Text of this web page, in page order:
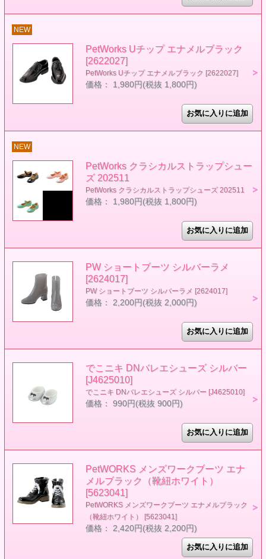
NEW
PetWorks Uチップ エナメルブラック
[2622027]
PetWorks Uチップ エナメルブラック [2622027]
価格： 1,980円(税抜 1,800円)
NEW
PetWorks クラシカルストラップシュー
ズ 202511
PetWorks クラシカルストラップシューズ 202511
価格： 1,980円(税抜 1,800円)
PW ショートブーツ シルバーラメ
[2624017]
PW ショートブーツ シルバーラメ [2624017]
価格： 2,200円(税抜 2,000円)
でこニキ DNバレエシューズ シルバー
[J4625010]
でこニキ DNバレエシューズ シルバー [J4625010]
価格： 990円(税抜 900円)
PetWORKS メンズワークブーツ エナ
メルブラック（靴紐ホワイト）
[5623041]
PetWORKS メンズワークブーツ エナメルブラック
（靴紐ホワイト） [5623041]
価格： 2,420円(税抜 2,200円)